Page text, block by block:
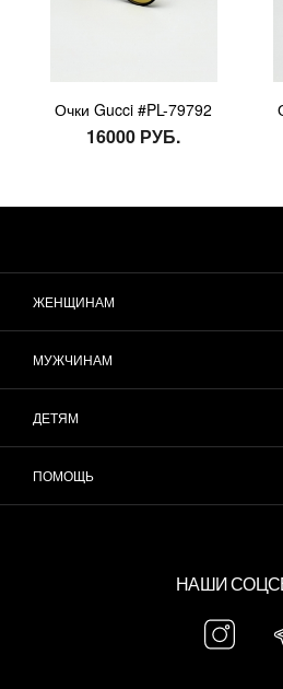
Очки Gucci #PL-79792
16000 РУБ.
ЖЕНЩИНАМ
МУЖЧИНАМ
ДЕТЯМ
ПОМОЩЬ
НАШИ